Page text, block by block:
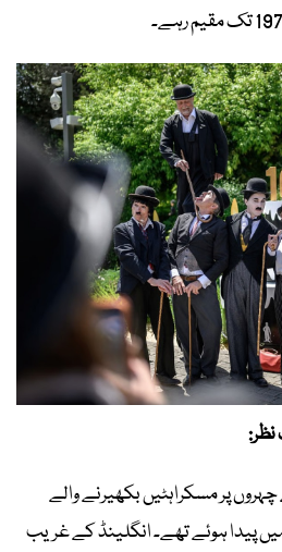
پر مسکراہٹیں بکھیرنے والے
چپلن 16 اپریل 1889 میں پیدا ہوئے تھے۔ انگلینڈ کے غریب